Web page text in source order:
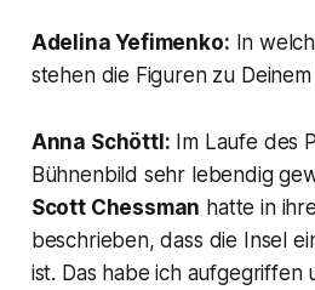
Adelina Yefimenko: In
stehen die Figuren zu
Anna Schöttl: Im Laufe des
Bühnenbild sehr lebendig
Scott Chessman hatte in
beschrieben, dass die Insel
ist. Das habe ich aufgegriffen